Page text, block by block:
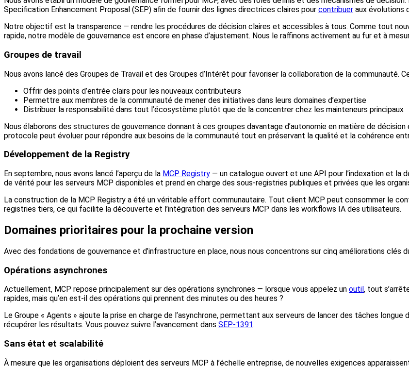
Specification Enhancement Proposal (SEP) afin de fournir des lignes directrices claires pour contribuer aux évolutions
Notre objectif est la transparence — rendre les procédures de décision claires et accessibles à tous. Comme tout
rapide, notre modèle de gouvernance est encore en phase d’ajustement. Nous le raffinons activement au fur et à
Groupes de travail
Nous avons lancé des Groupes de Travail et des Groupes d’Intérêt pour favoriser la collaboration de la communauté.
Offrir des points d’entrée clairs pour les nouveaux contributeurs
Permettre aux membres de la communauté de mener des initiatives dans leurs domaines d’expertise
Distribuer la responsabilité dans tout l’écosystème plutôt que de la concentrer chez les mainteneurs principaux
Nous élaborons des structures de gouvernance donnant à ces groupes davantage d’autonomie en matière de
protocole peut évoluer pour répondre aux besoins de la communauté tout en préservant la qualité et la cohérence
Développement de la Registry
En septembre, nous avons lancé l’aperçu de la MCP Registry — un catalogue ouvert et une API pour l’indexation et la
de vérité pour les serveurs MCP disponibles et prend en charge des sous-registries publiques et privées que les
La construction de la MCP Registry a été un véritable effort communautaire. Tout client MCP peut consommer le
registries tiers, ce qui facilite la découverte et l’intégration des serveurs MCP dans les workflows IA des utilisateurs.
Domaines prioritaires pour la prochaine version
Avec des fondations de gouvernance et d’infrastructure en place, nous nous concentrons sur cinq améliorations clés
Opérations asynchrones
Actuellement, MCP repose principalement sur des opérations synchrones — lorsque vous appelez un outil , tout
rapides, mais qu’en est-il des opérations qui prennent des minutes ou des heures ?
Le Groupe « Agents » ajoute la prise en charge de l’asynchrone, permettant aux serveurs de lancer des tâches
récupérer les résultats. Vous pouvez suivre l’avancement dans SEP-1391.
Sans état et scalabilité
À mesure que les organisations déploient des serveurs MCP à l’échelle entreprise, de nouvelles exigences